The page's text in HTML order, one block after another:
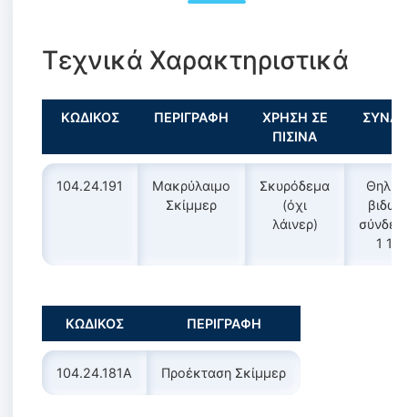
Τεχνικά Χαρακτηριστικά
ΚΩΔΙΚΟΣ ΠΕΡΙΓΡΑΦΗ
ΧΡΗΣΗ ΣΕ
ΠΙΣΙΝΑ
104.24.191
Μακρύλαιμο
Σκίμμερ
Σκυρόδεμα
(όχι
λάινερ)
1 1/
ΚΩΔΙΚΟΣ ΠΕΡΙΓΡΑΦΗ
104.24.181A Προέκταση Σκίμμερ